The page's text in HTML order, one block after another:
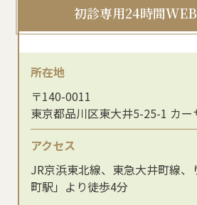
初診専用24時間
所在地
〒140-0011
東京都品川区東大井5-25-1 カー
アクセス
JR京浜東北線、東急大井町線
町駅」より徒歩4分